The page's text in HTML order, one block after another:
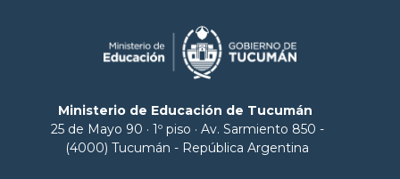
Ministerio de Educación de Tucumán
25 de Mayo 90 · 1º piso · Av. Sarmiento 850 -
(4000) Tucumán - República Argentina